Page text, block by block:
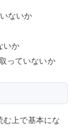
ないか
いか
っていないか
上で基本にな